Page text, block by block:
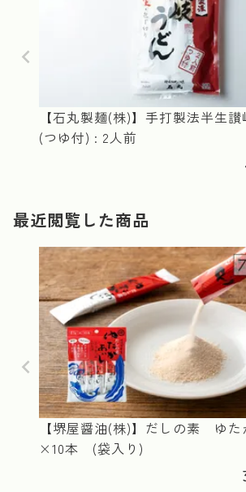
【石丸製麺(株)】手打製法半生
(つゆ付) : 2人前
最近閲覧した商品
【堺屋醤油(株)】だしの素 ゆ
×10本 (袋入り)